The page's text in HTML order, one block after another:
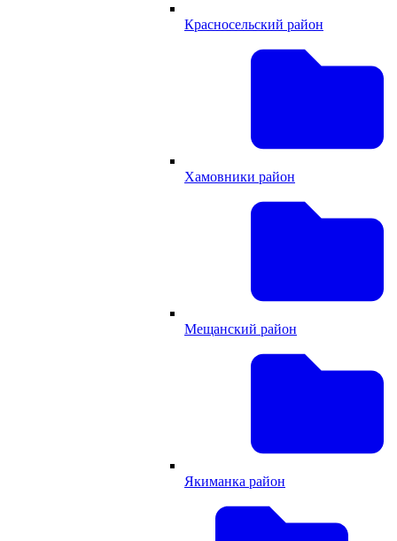
Красносельский район
Хамовники район
Мещанский район
Якиманка район